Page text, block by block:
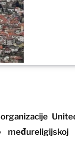
međureligijskoj